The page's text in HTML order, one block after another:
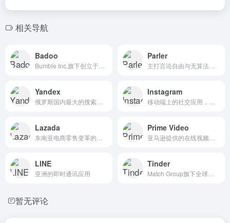
相关导航
Badoo Parler
Yandex Instagram
Lazada Prime Video
LINE
亚洲的即时通讯应用
Tinder
暂无评论